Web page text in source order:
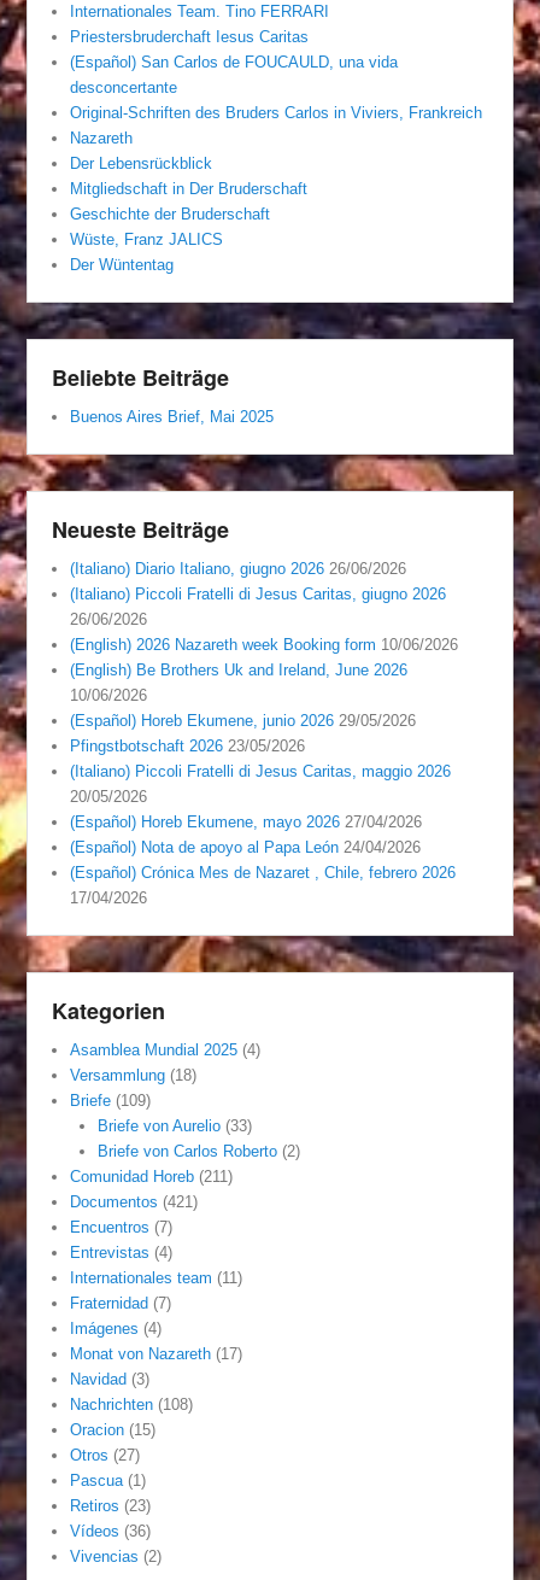
Internationales Team. Tino FERRARI
Priestersbruderchaft Iesus Caritas
(Español) San Carlos de FOUCAULD, una vida
desconcertante
Original-Schriften des Bruders Carlos in Viviers, Frankreich
Nazareth
Der Lebensrückblick
Mitgliedschaft in Der Bruderschaft
Geschichte der Bruderschaft
Wüste, Franz JALICS
Der Wüntentag
Beliebte Beiträge
Buenos Aires Brief, Mai 2025
Neueste Beiträge
(Italiano) Diario Italiano, giugno 2026 26/06/2026
(Italiano) Piccoli Fratelli di Jesus Caritas, giugno 2026
26/06/2026
(English) 2026 Nazareth week Booking form 10/06/2026
(English) Be Brothers Uk and Ireland, June 2026
10/06/2026
(Español) Horeb Ekumene, junio 2026 29/05/2026
Pfingstbotschaft 2026 23/05/2026
(Italiano) Piccoli Fratelli di Jesus Caritas, maggio 2026
20/05/2026
(Español) Horeb Ekumene, mayo 2026 27/04/2026
(Español) Nota de apoyo al Papa León 24/04/2026
(Español) Crónica Mes de Nazaret , Chile, febrero 2026
17/04/2026
Kategorien
Asamblea Mundial 2025 (4)
Versammlung (18)
Briefe (109)
Briefe von Aurelio(33)
Briefe von Carlos Roberto(2)
Comunidad Horeb (211)
Documentos (421)
Encuentros (7)
Entrevistas (4)
Internationales team (11)
Fraternidad (7)
Imágenes (4)
Monat von Nazareth (17)
Navidad (3)
Nachrichten (108)
Oracion (15)
Otros (27)
Pascua (1)
Retiros (23)
Vídeos (36)
Vivencias (2)